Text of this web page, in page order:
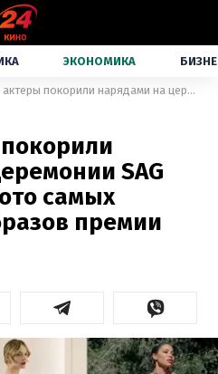
ЭКОНОМИКА
Какие актеры покорили нарядами на церемонии SAG Awards 2021: фото самых эффектных образов премии
SAG
самых
премии